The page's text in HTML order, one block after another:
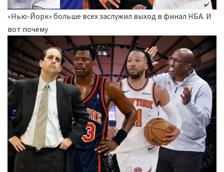
«Нью-Йорк» больше всех заслужил выход в финал НБА. И
вот почему